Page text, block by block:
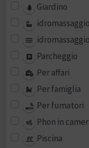
Giardino
idromassaggio
Parcheggio
Per affari
Per famiglia
Per fumatori
Phon in
Piscina